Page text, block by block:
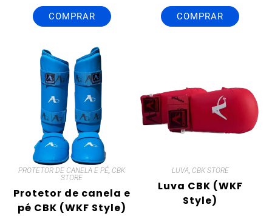
COMPRAR COMPRAR
PROTETOR DE CANELA E PÉ, CBK
STORE
Protetor de canela e
pé CBK (WKF Style)
LUVA, CBK STORE
Luva CBK (WKF
Style)